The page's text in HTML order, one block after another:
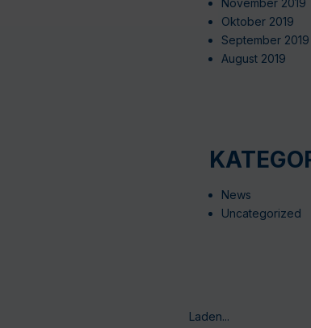
November 2019
Oktober 2019
September 2019
August 2019
News
Uncategorized
Laden...